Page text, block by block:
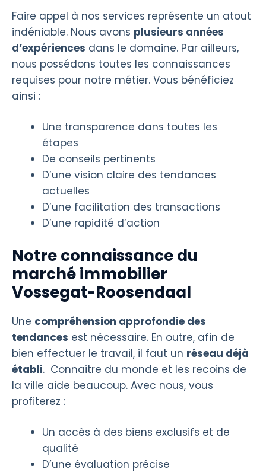
Faire appel à nos services représente un atout
indéniable. Nous avons plusieurs années
d’expériences dans le domaine. Par ailleurs,
nous possédons toutes les connaissances
requises pour notre métier. Vous bénéficiez
ainsi :
Une transparence dans toutes les
étapes
De conseils pertinents
D’une vision claire des tendances
actuelles
D’une facilitation des transactions
D’une rapidité d’action
Notre connaissance du
marché immobilier
Vossegat-Roosendaal
Une compréhension approfondie des
tendances est nécessaire. En outre, afin de
bien effectuer le travail, il faut un réseau déjà
établi. Connaitre du monde et les recoins de
la ville aide beaucoup. Avec nous, vous
profiterez :
Un accès à des biens exclusifs et de
qualité
D’une évaluation précise